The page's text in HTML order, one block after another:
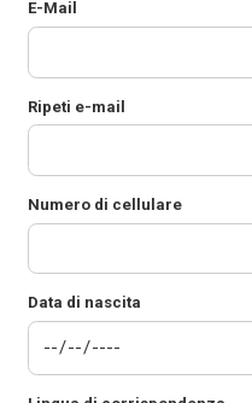
E-Mail
Ripeti e-mail
Numero di cellulare
Data di nascita